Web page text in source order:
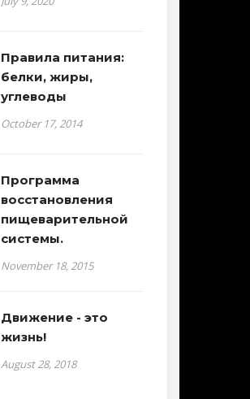
Правила питания:
белки, жиры,
углеводы
October 17, 2014
Программа
восстановления
пищеварительной
системы.
November 18, 2015
Движение - это
жизнь!
August 28, 2018